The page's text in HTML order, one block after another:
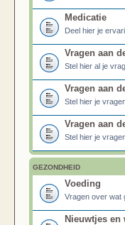
Medicatie
Deel hier je
Vragen aan
Stel hier al je
Vragen aan
Stel hier je
Vragen aan
Stel hier je
GEZONDHEID
Voeding
Vragen over wat
Nieuwtjes en